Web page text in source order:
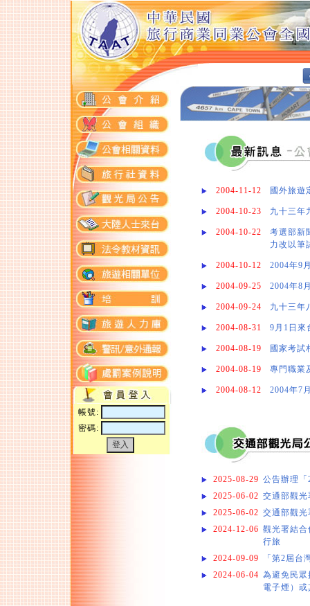
帳號:
密碼:
2004-11-12 國外旅遊
2004-10-23 九十三年
2004-10-22
考選部新
力改以筆
2004-10-12 2004年9
2004-09-25 2004年8
2004-09-24 九十三年
2004-08-31 9月1日來
2004-08-19 國家考試
2004-08-19 專門職業
2004-08-12 2004年7
2025-08-29 公告辦理
2025-06-02 交通部觀
2025-06-02 交通部觀
2024-12-06 觀光署結
行旅
2024-09-09
「第2屆
2024-06-04 為避免民
電子煙）